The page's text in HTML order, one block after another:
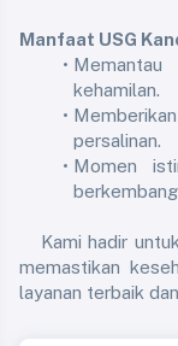
Manfaat USG
kehamilan.
persalinan.
Momen
memastikan
layanan terbaik